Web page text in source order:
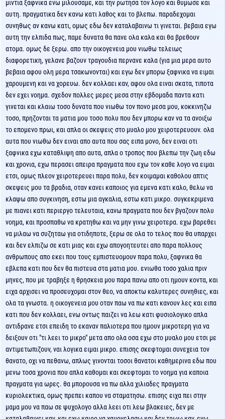
μιντια ξαφνικα ενω μιλουσαμε, και την ρωτησα τον λογο και θυμωσε και
αυτη. πραγματικα δεν κανω κατι λαθος και το βλεπω. παραδεχομαι
συνηθως αν κανω κατι, ομως εδω δεν καταλαβαινω τι γινεται. βεβαια εγω
αυτη την ελπιδα πως, παμε δυνατα θα πανε ολα καλα και θα βρεθουν
ατομα. ομως δε ξερω. απο την οικογενεια μου νιωθω τελειως
διαφορετικη, γελανε βαζουν τραγουδια περνανε καλα (για μια μερα αυτο
βεβαια αφου ολη μερα τσακωνονται) και εγω δεν μπορω ξαφνικα να ειμαι
χαρουμενη και να χορευω. δεν κολλαει καν, αφου ολα ειναι σκατα, τιποτα
δεν εχει νοημα. σχεδον πολλες μερες μεσα στην εβδομαδα παντα κατι
γινεται και κλαιω τοσο δυνατα που νιωθω τον πονο μεσα μου, κοκκινηζω
τοσο, πρηζονται τα ματια μου τοσο πολυ που δεν μπορω καν να τα ανοιξω
το επομενο πρωι, και απλα οι σκεψεις στο μυαλο μου χειροτερευουν. ολα
αυτα που νιωθω δεν ειναι απο αυτα που σας ειπα μονο, δεν ειναι οτι
ξαφνικα εχω καταθλιψη απο αυτα, απλα ο τροπος που βλεπω την ζωη εδω
και χρονια, εχω περασει απειρα πραγματα που εχω τον καθε λογο να ειμαι
ετσι, ομως πλεον χειροτερευει παρα πολυ, δεν κοιμαμαι καθολου απτις
σκεψεις μου τα βραδια, οταν κανει καποιος για εμενα κατι καλο, θελω να
κλαψω απο συγκινηση, εστω μια αγκαλια, εστω κατι μικρο. συγκεκριμενα
με πιανει κατι περιεργο τελευταια, κανω πραγματα που δεν βγαζουν πολυ
νοημα, και προσπαθω να κρατηθω και να μην γινω χειροτερα. εχω βαρεθει
να μιλαω να συζηταω για οτιδηποτε, ξερω σε ολα το τελος που θα υπαρχει
και δεν ελπιζω σε κατι μιας και εχω απογοητευτει απο παρα πολλους
ανθρωπους απο εκει που τους εμπιστευομουν παρα πολυ, ξαφνικα θα
εβλεπα κατι που δεν θα πιστευα στα ματια μου. ενιωθα τοσο χαλια πριν
μηνες, που με τραβηξε η θρησκεια μου παρα πανω απο οτι ημουν κοντα, και
ειχα αρχισει να προσευχομαι στον θεο, να αποκτω καλυτερες συνηθιες, και
ολα τα γνωστα. η οικογενεια μου οταν παω να πω κατι κανουν λες και ειπα
κατι που δεν κολλαει, ενω οντως παιζει να λεω κατι φυσιολογικο απλα
αντιδρανε ετσι επειδη το εκαναν παλιοτερα που ημουν μικροτερη για να
δειξουν οτι "τι λεει το μικρο" μετα απο ολα οσα εχω στο μυαλο μου ετσι με
αντιμετωπιζουν, ναι λογικα ειμαι μικρο. επισης σκεφτομαι συνεχεια τον
θανατο, οχι να πεθανω, απλως γινονται τοσοι θανατοι καθημερινα εδω που
μενω τοσα χρονια που απλα καθομαι και σκεφτομαι το νοημα για καποια
πραγματα για ωρες. θα μπορουσα να πω αλλα χιλιαδες πραγματα
κυριολεκτικα, ομως πρεπει καπου να σταματησω. επισης ειχα πει στην
μαμα μου να παω σε ψυχολογο αλλα λεει οτι λεω βλακειες, δεν με